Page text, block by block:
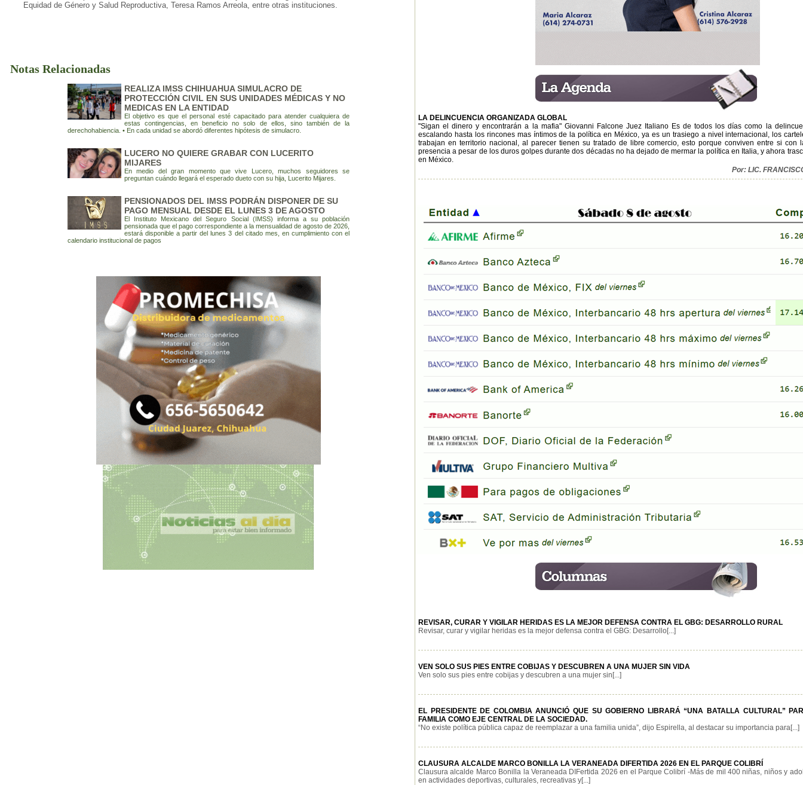
Equidad de Género y Salud Reproductiva, Teresa Ramos Arreola, entre otras instituciones.
Notas Relacionadas
REALIZA IMSS CHIHUAHUA SIMULACRO DE
PROTECCIÓN CIVIL EN SUS UNIDADES MÉDICAS Y NO
MEDICAS EN LA ENTIDAD
El objetivo es que el personal esté capacitado para atender cualquiera de
estas contingencias, en beneficio no solo de ellos, sino también de la
derechohabiencia. • En cada unidad se abordó diferentes hipótesis de simulacro.
LUCERO NO QUIERE GRABAR CON LUCERITO
MIJARES
En medio del gran momento que vive Lucero, muchos seguidores se
preguntan cuándo llegará el esperado dueto con su hija, Lucerito Mijares.
PENSIONADOS DEL IMSS PODRÁN DISPONER DE SU
PAGO MENSUAL DESDE EL LUNES 3 DE AGOSTO
El Instituto Mexicano del Seguro Social (IMSS) informa a su población
pensionada que el pago correspondiente a la mensualidad de agosto de 2026,
estará disponible a partir del lunes 3 del citado mes, en cumplimiento con el
calendario institucional de pagos
LA DELINCUENCIA ORGANIZADA GLOBAL
"Sigan el dinero y encontrarán a la mafia" Giovanni Falcone Juez Italiano Es de todos los días como la
escalando hasta los rincones mas íntimos de la política en México, ya es un trasiego a nivel internacional, los
trabajan en territorio nacional, al parecer tienen su tratado de libre comercio, esto porque conviven entre si con
presencia a pesar de los duros golpes durante dos décadas no ha dejado de mermar la política en Italia, y ahora
en México.
Por: LIC.
REVISAR, CURAR Y VIGILAR HERIDAS ES LA MEJOR DEFENSA CONTRA EL GBG: DESARROLLO RURAL
Revisar, curar y vigilar heridas es la mejor defensa contra el GBG: Desarrollo[...]
VEN SOLO SUS PIES ENTRE COBIJAS Y DESCUBREN A UNA MUJER SIN VIDA
Ven solo sus pies entre cobijas y descubren a una mujer sin[...]
EL PRESIDENTE DE COLOMBIA ANUNCIÓ QUE SU GOBIERNO LIBRARÁ “UNA BATALLA CULTURAL”
FAMILIA COMO EJE CENTRAL DE LA SOCIEDAD.
“No existe política pública capaz de reemplazar a una familia unida”, dijo Espirella, al destacar su importancia para[...]
CLAUSURA ALCALDE MARCO BONILLA LA VERANEADA DIFERTIDA 2026 EN EL PARQUE COLIBRÍ
Clausura alcalde Marco Bonilla la Veraneada DIFertida 2026 en el Parque Colibrí -Más de mil 400 niñas, niños y
en actividades deportivas, culturales, recreativas y[...]